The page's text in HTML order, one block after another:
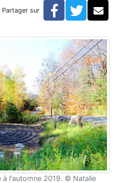
anciennes : le
Partager sur Facebook
à l'automne 2019. © Natalie